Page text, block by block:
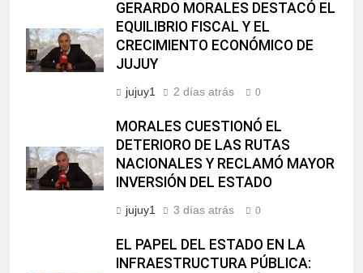
GERARDO MORALES DESTACÓ EL
EQUILIBRIO FISCAL Y EL
CRECIMIENTO ECONÓMICO DE
JUJUY
jujuy1 2 días atrás 0
MORALES CUESTIONÓ EL
DETERIORO DE LAS RUTAS
NACIONALES Y RECLAMÓ MAYOR
INVERSIÓN DEL ESTADO
jujuy1 3 días atrás 0
EL PAPEL DEL ESTADO EN LA
INFRAESTRUCTURA PÚBLICA: